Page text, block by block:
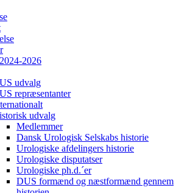
2026
udvalg
repræsentanter
udvalg
Medlemmer
Dansk Urologisk Selskabs historie
Urologiske afdelingers historie
Urologiske disputatser
Urologiske ph.d.´er
DUS formænd og næstformænd gennem